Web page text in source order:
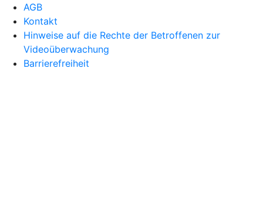
AGB
Kontakt
Hinweise auf die Rechte der Betroffenen zur
Videoüberwachung
Barrierefreiheit